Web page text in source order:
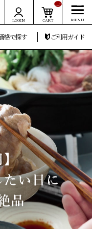
LOGIN CART
__ITM_CNT__
格で探す ご利用ガイド